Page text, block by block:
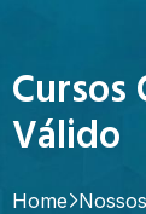
Válido
Home